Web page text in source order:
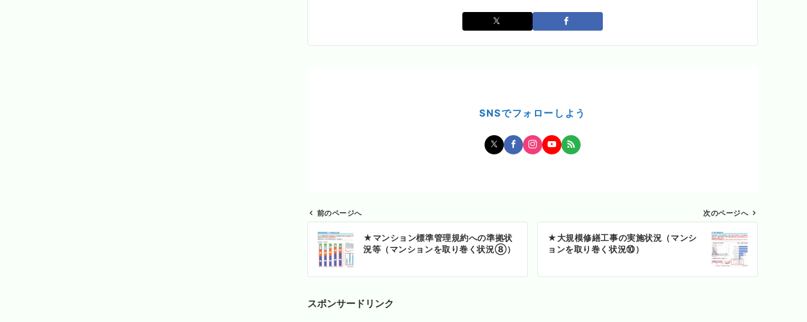
SNSでフォローしよう
ー
前のページへ
★マンション標準管理規約への準拠状
況等（マンションを取り巻く状況⑧）
次のページへ
★大規模修繕工事の実施状況（マンシ
ョンを取り巻く状況⑩）
スポンサードリンク